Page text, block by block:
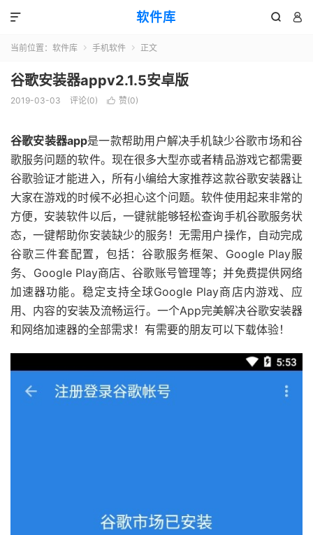
软件库  

当前位置： 软件库  手机软件  正文
谷歌安装器appv2.1.5安卓版
2019-03-03 评论(0)  赞(0)
谷歌安装器app是一款帮助用户解决手机缺少谷歌市场和谷
歌服务问题的软件。现在很多大型亦或者精品游戏它都需要
谷歌验证才能进入，所有小编给大家推荐这款谷歌安装器让
大家在游戏的时候不必担心这个问题。软件使用起来非常的
方便，安装软件以后，一键就能够轻松查询手机谷歌服务状
态，一键帮助你安装缺少的服务！无需用户操作，自动完成
谷歌三件套配置，包括：谷歌服务框架、Google Play服
务、Google Play商店、谷歌账号管理等；并免费提供网络
加速器功能。稳定支持全球Google Play商店内游戏、应
用、内容的安装及流畅运行。一个App完美解决谷歌安装器
和网络加速器的全部需求！有需要的朋友可以下载体验！